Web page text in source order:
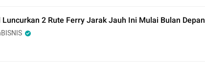
Luncurkan 2 Rute Ferry Jarak Jauh Ini Mulai Bulan Depan